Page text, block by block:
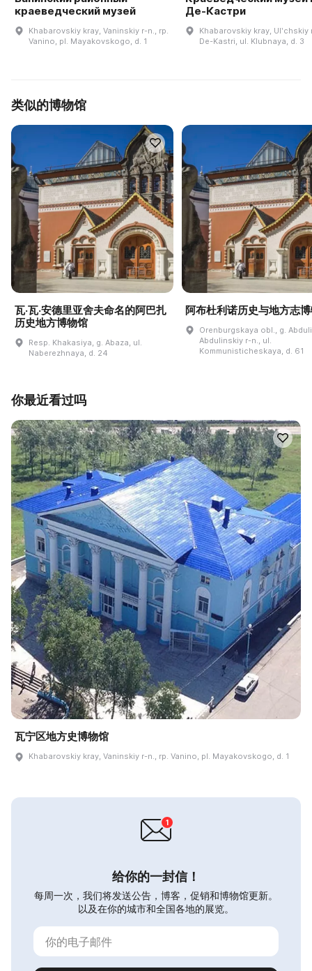
краеведческий музей
Khabarovskiy kray, Vaninskiy r-n., rp.
Vanino, pl. Mayakovskogo, d. 1
Де-Кастри
Khabarovskiy kray, Ulʹchskiy
De-Kastri, ul. Klubnaya, d. 3
类似的博物馆
瓦·瓦·安德里亚舍夫命名的阿巴扎
历史地方博物馆
Resp. Khakasiya, g. Abaza, ul.
Naberezhnaya, d. 24
阿布杜利诺历史与地方志
Orenburgskaya obl., g.
Abdulinskiy r-n., ul.
Kommunisticheskaya, d. 61
你最近看过吗
瓦宁区地方史博物馆
Khabarovskiy kray, Vaninskiy r-n., rp. Vanino, pl. Mayakovskogo, d. 1
给你的一封信！
每周一次，我们将发送公告，博客，促销和博物馆更新。
以及在你的城市和全国各地的展览。